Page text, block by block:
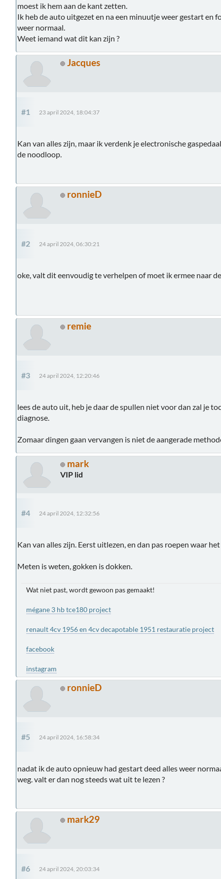
moest ik hem aan de kant zetten.
Ik heb de auto uitgezet en na een minuutje weer gestart en
weer normaal.
Weet iemand wat dit kan zijn ?
Jacques
#1 23 april 2024, 18:04:37
Kan van alles zijn, maar ik verdenk je electronische
de noodloop.
ronnieD
#2 24 april 2024, 06:30:21
oke, valt dit eenvoudig te verhelpen of moet ik ermee naar de
remie
#3 24 april 2024, 12:20:46
lees de auto uit, heb je daar de spullen niet voor dan zal je
diagnose.
Zomaar dingen gaan vervangen is niet de aangerade
mark
VIP lid
#4 24 april 2024, 12:32:56
Kan van alles zijn. Eerst uitlezen, en dan pas roepen waar
Meten is weten, gokken is dokken.
Wat niet past, wordt gewoon pas gemaakt!
mégane 3 hb tce180 project
renault 4cv 1956 en 4cv decapotable 1951 restauratie project
facebook
instagram
ronnieD
#5 24 april 2024, 16:58:34
nadat ik de auto opnieuw had gestart deed alles weer
weg. valt er dan nog steeds wat uit te lezen ?
mark29
#6 24 april 2024, 20:03:34